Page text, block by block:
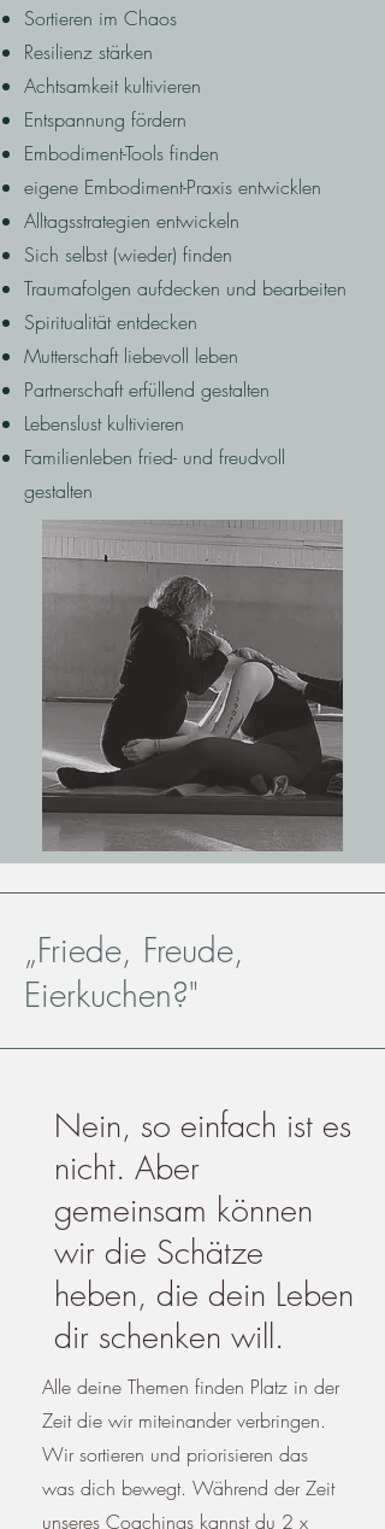
Sortieren im Chaos
Resilienz stärken
Achtsamkeit kultivieren
Entspannung fördern
Embodiment-Tools finden
eigene Embodiment-Praxis entwicklen
Alltagsstrategien entwickeln
Sich selbst (wieder) finden
Traumafolgen aufdecken und bearbeiten
Spiritualität entdecken
Mutterschaft liebevoll leben
Partnerschaft erfüllend gestalten
Lebenslust kultivieren
Familienleben fried- und freudvoll
gestalten
„Friede, Freude,
Eierkuchen?"
Nein, so einfach ist es
nicht. Aber
gemeinsam können
wir die Schätze
heben, die dein Leben
dir schenken will.
Alle deine Themen finden Platz in der
Zeit die wir miteinander verbringen.
Wir sortieren und priorisieren das
was dich bewegt. Während der Zeit
unseres Coachings kannst du 2 x